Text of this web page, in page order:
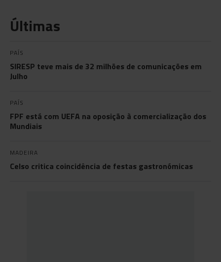
Últimas
PAÍS
SIRESP teve mais de 32 milhões de comunicações em
Julho
PAÍS
FPF está com UEFA na oposição à comercialização dos
Mundiais
MADEIRA
Celso critica coincidência de festas gastronómicas